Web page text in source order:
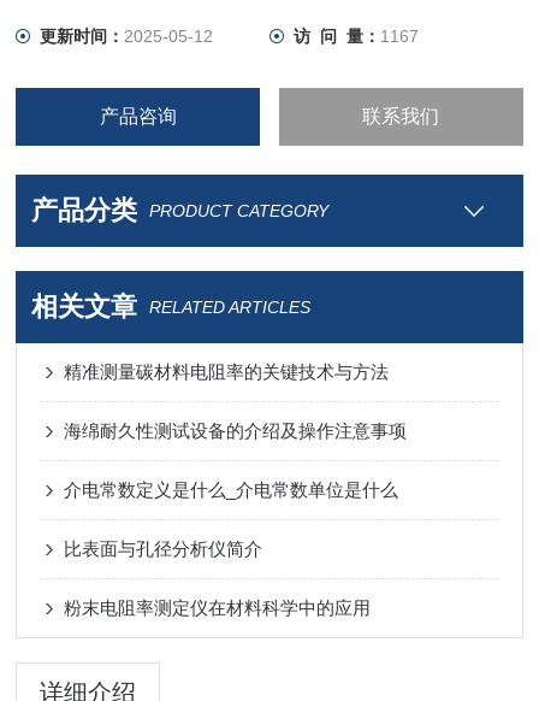
更新时间： 2025-05-12 访 问 量： 1167
产品咨询 联系我们
产品分类 PRODUCT CATEGORY
相关文章 RELATED ARTICLES
精准测量碳材料电阻率的关键技术与方法
海绵耐久性测试设备的介绍及操作注意事项
介电常数定义是什么_介电常数单位是什么
比表面与孔径分析仪简介
粉末电阻率测定仪在材料科学中的应用
详细介绍